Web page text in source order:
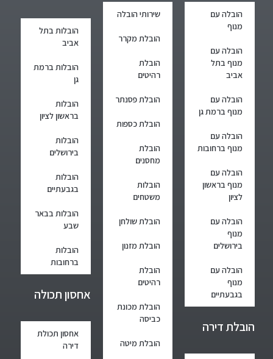
הובלה עם
מנוף
הובלה עם
מנוף בתל
אביב
הובלה עם
מנוף ברמת גן
הובלה עם
מנוף ברחובות
הובלה עם
מנוף בראשון
לציון
הובלה עם
מנוף
בירושלים
הובלה עם
מנוף
בגבעתיים
הובלת דירה
שירותי הובלה
הובלת מקרר
הובלת
רהיטים
הובלת פסנתר
הובלת כספות
הובלת
מחסנים
הובלות
משטחים
הובלת שולחן
הובלת מזנון
הובלת
רהיטים
הובלת מכונת
כביסה
הובלת מיטה
הובלות בתל
אביב
הובלות ברמת
גן
הובלות
בראשון לציון
הובלות
בירושלים
הובלות
בגבעתיים
הובלות בבאר
שבע
הובלות
ברחובות
אחסון תכולה
אחסון תכולת
דירה